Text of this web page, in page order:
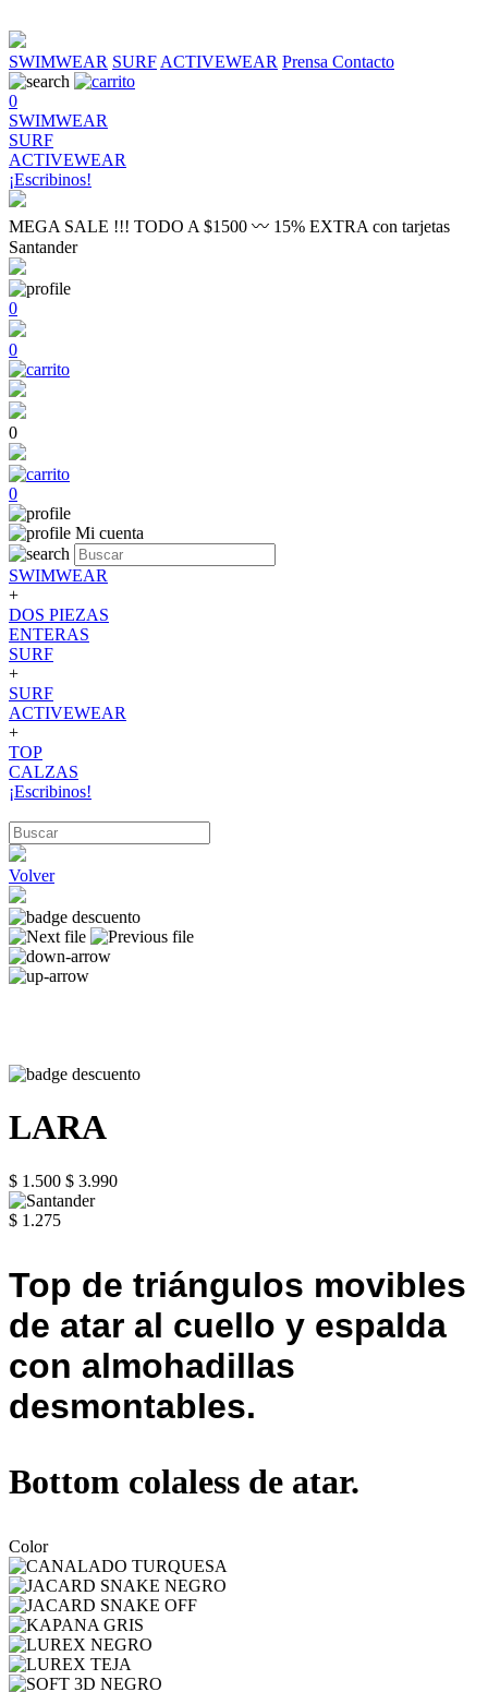
SWIMWEAR SURF ACTIVEWEAR Prensa Contacto
0
SWIMWEAR
SURF
ACTIVEWEAR
¡Escribinos!
MEGA SALE !!! TODO A $1500 〰 15% EXTRA con tarjetas
Santander
0
0
0
0
Mi cuenta
SWIMWEAR
+
DOS PIEZAS
ENTERAS
SURF
+
SURF
ACTIVEWEAR
+
TOP
CALZAS
¡Escribinos!
Volver
LARA
$ 1.500 $ 3.990
$ 1.275
Top de triángulos movibles
de atar al cuello y espalda
con almohadillas
desmontables.
Bottom colaless de atar.
Color